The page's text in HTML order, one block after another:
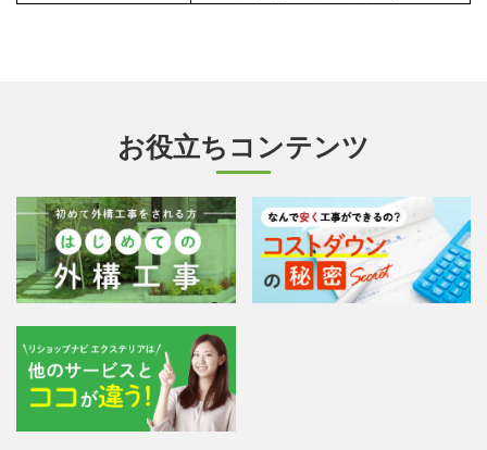
お役立ちコンテンツ